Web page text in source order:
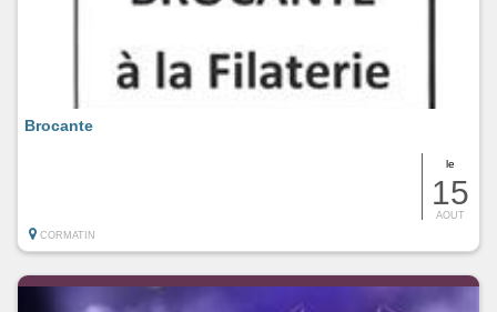
le
15
AOUT
Brocante
CORMATIN